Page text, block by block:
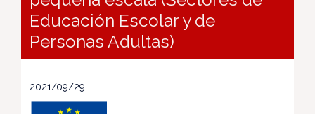
Educación Escolar y de
Personas Adultas)
2021/09/29